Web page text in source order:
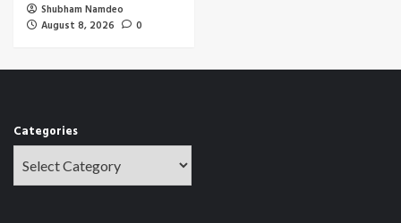
Shubham Namdeo
August 8, 2026
0
Categories